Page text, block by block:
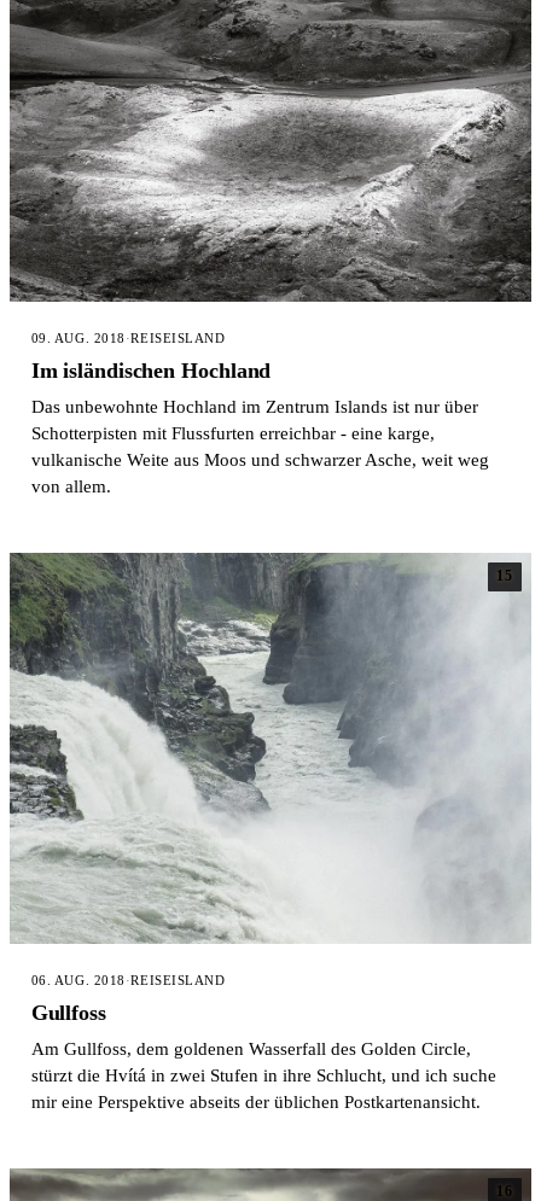
09. AUG. 2018 ·REISEISLAND
Im isländischen Hochland
Das unbewohnte Hochland im Zentrum Islands ist nur über
Schotterpisten mit Flussfurten erreichbar - eine karge,
vulkanische Weite aus Moos und schwarzer Asche, weit weg
von allem.
15
06. AUG. 2018 ·REISEISLAND
Gullfoss
Am Gullfoss, dem goldenen Wasserfall des Golden Circle,
stürzt die Hvítá in zwei Stufen in ihre Schlucht, und ich suche
mir eine Perspektive abseits der üblichen Postkartenansicht.
16